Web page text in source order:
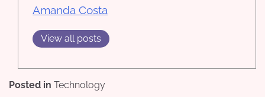
Amanda Costa
View all posts
Posted in Technology